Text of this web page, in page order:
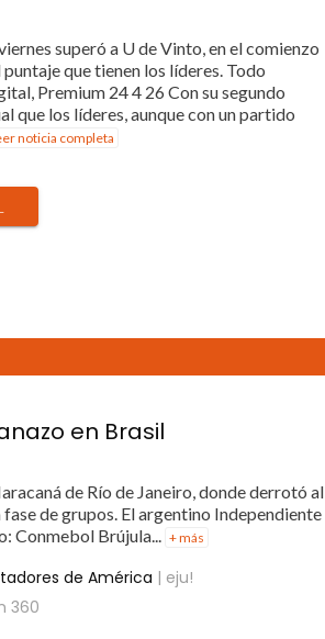
superó a U de Vinto, en el comienzo
que tienen los líderes. Todo
Premium 24 4 26 Con su segundo
que los líderes, aunque con un partido
noticia completa
en Brasil
de Río de Janeiro, donde derrotó al
de grupos. El argentino Independiente
Conmebol Brújula...
+ más
de América | eju!
360